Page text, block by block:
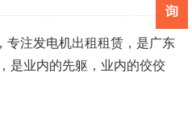
注发电机出租租赁，是广东
是业内的先躯，业内的佼佼